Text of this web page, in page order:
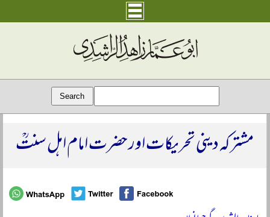
مشترکہ دینی تحریکات اور حضرت امام اہل سنتؒ